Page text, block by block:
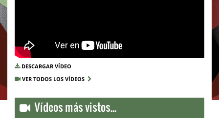
DESCARGAR VÍDEO
VER TODOS LOS VÍDEOS
Vídeos más vistos...